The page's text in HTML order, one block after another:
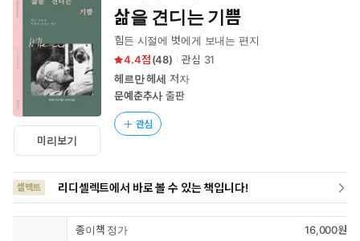
이
동
미리보기
삶을 견디는 기쁨
힘든 시절에 벗에게 보내는 편지
4.4
(48) 관심 31
헤르만 헤세 저자
문예춘추사출판
관심
셀렉트 리디셀렉트에서 바로 볼 수 있는 책입니다!
종이책 정가
16,000원